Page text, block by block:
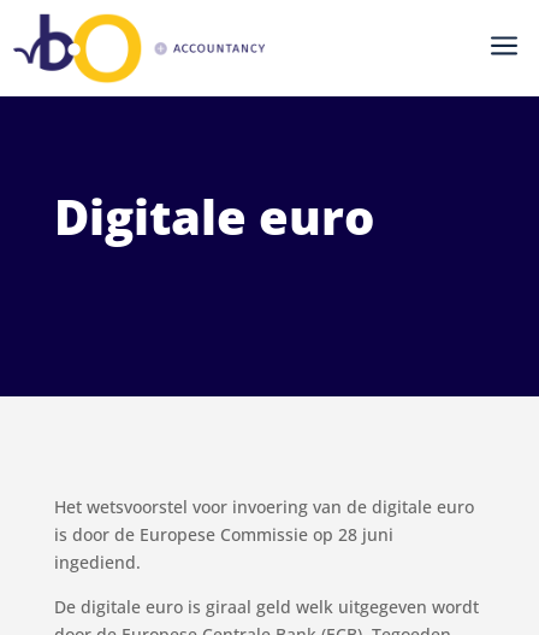
a
Digitale euro
Het wetsvoorstel voor invoering van de digitale euro
is door de Europese Commissie op 28 juni
ingediend.
De digitale euro is giraal geld welk uitgegeven wordt